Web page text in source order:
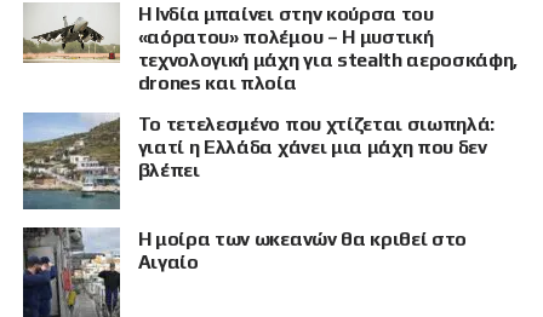
Η Ινδία μπαίνει στην κούρσα του
«αόρατου» πολέμου – Η μυστική
τεχνολογική μάχη για stealth αεροσκάφη,
drones και πλοία
Το τετελεσμένο που χτίζεται σιωπηλά:
γιατί η Ελλάδα χάνει μια μάχη που δεν
βλέπει
Η μοίρα των ωκεανών θα κριθεί στο
Αιγαίο